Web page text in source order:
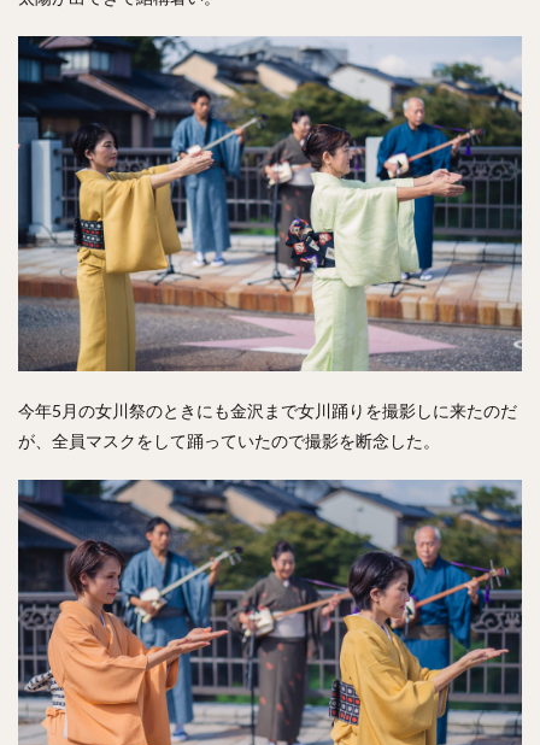
今年5月の女川祭のときにも金沢まで女川踊りを撮影しに来たのだ
が、全員マスクをして踊っていたので撮影を断念した。